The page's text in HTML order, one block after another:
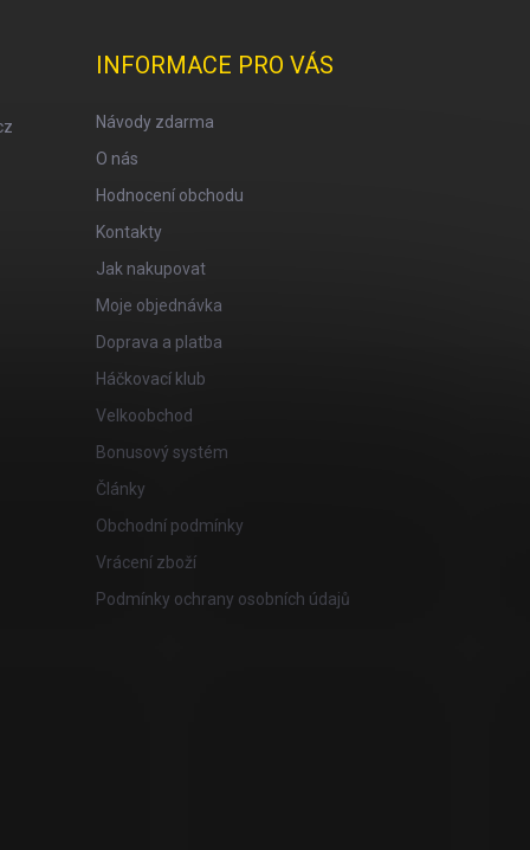
INFORMACE PRO VÁS
Návody zdarma
O nás
Hodnocení obchodu
Kontakty
Jak nakupovat
Moje objednávka
Doprava a platba
Háčkovací klub
Velkoobchod
Bonusový systém
Články
Obchodní podmínky
Vrácení zboží
Podmínky ochrany osobních údajů